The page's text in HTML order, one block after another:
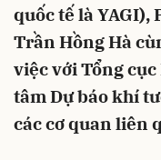
quốc tế là YAGI),
Trần Hồng Hà
việc với Tổng
tâm Dự báo khí
các cơ quan liên